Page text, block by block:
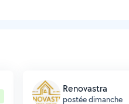
Renovastra
postée dimanche